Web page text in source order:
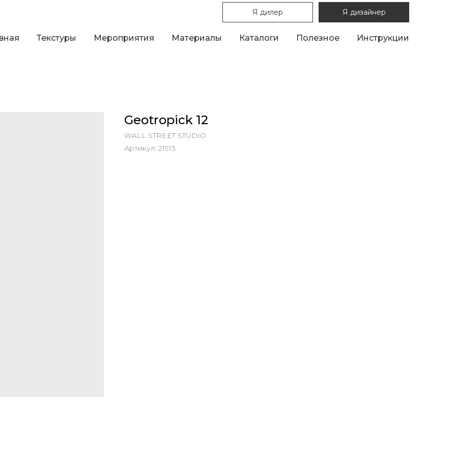
Я дилер Я дизайнер
Текстуры Мероприятия Материалы Каталоги Полезное Инструкции
Geotropick 12
WALL STREET STUDIO
Артикул: 21913